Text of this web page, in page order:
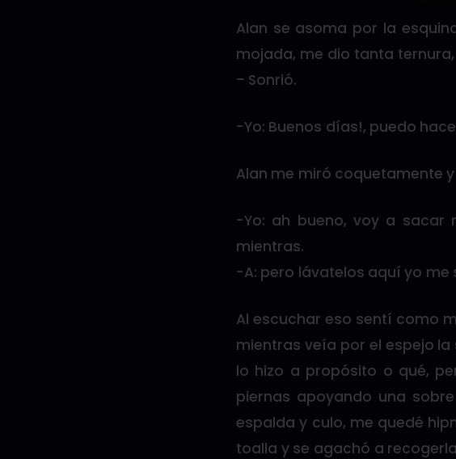
Alan se asoma por la
mojada, me dio tanta
– Sonrió.
-Yo: Buenos días!, puedo
Alan me miró coquetamente
-Yo: ah bueno, voy a sacar
mientras.
-A: pero lávatelos aquí yo
Al escuchar eso sentí como
mientras veía por el espejo la
lo hizo a propósito o qué,
piernas apoyando una
espalda y culo, me quedé
toalla y se agachó a